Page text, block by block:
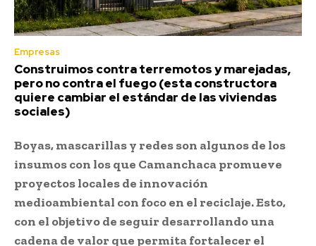
Empresas
Construimos contra terremotos y marejadas,
pero no contra el fuego (esta constructora
quiere cambiar el estándar de las viviendas
sociales)
Boyas, mascarillas y redes son algunos de los
insumos con los que Camanchaca promueve
proyectos locales de innovación
medioambiental con foco en el reciclaje. Esto,
con el objetivo de seguir desarrollando una
cadena de valor que permita fortalecer el